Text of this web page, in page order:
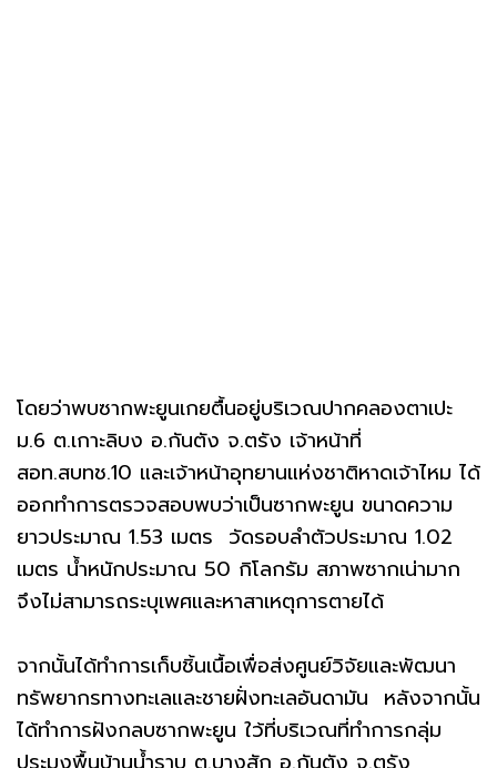
โดยว่าพบซากพะยูนเกยตื้นอยู่บริเวณปากคลองตาเปะ
ม.6 ต.เกาะลิบง อ.กันตัง จ.ตรัง เจ้าหน้าที่
สอท.สบทช.10 และเจ้าหน้าอุทยานแห่งชาติหาดเจ้าไหม ได้
ออกทำการตรวจสอบพบว่าเป็นซากพะยูน ขนาดความ
ยาวประมาณ 1.53 เมตร วัดรอบลำตัวประมาณ 1.02
เมตร น้ำหนักประมาณ 50 กิโลกรัม สภาพซากเน่ามาก
จึงไม่สามารถระบุเพศและหาสาเหตุการตายได้
จากนั้นได้ทำการเก็บชิ้นเนื้อเพื่อส่งศูนย์วิจัยและพัฒนา
ทรัพยากรทางทะเลและชายฝั่งทะเลอันดามัน หลังจากนั้น
ได้ทำการฝังกลบซากพะยูน ใว้ที่บริเวณที่ทำการกลุ่ม